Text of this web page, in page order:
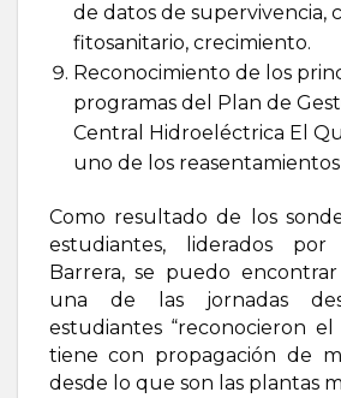
de datos de supervivencia,
fitosanitario, crecimiento.
Reconocimiento de los
programas del Plan de
Central Hidroeléctrica El
uno de los
Como resultado de los
estudiantes, liderados
Barrera, se puedo
una de las jornadas
estudiantes “reconocieron
tiene con propagación de
desde lo que son las plantas